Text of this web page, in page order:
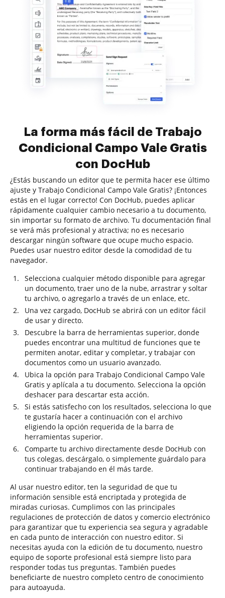
La forma más fácil de Trabajo
Condicional Campo Vale Gratis
con DocHub
¿Estás buscando un editor que te permita hacer ese último
ajuste y Trabajo Condicional Campo Vale Gratis? ¡Entonces
estás en el lugar correcto! Con DocHub, puedes aplicar
rápidamente cualquier cambio necesario a tu documento,
sin importar su formato de archivo. Tu documentación final
se verá más profesional y atractiva; no es necesario
descargar ningún software que ocupe mucho espacio.
Puedes usar nuestro editor desde la comodidad de tu
navegador.
Selecciona cualquier método disponible para agregar
un documento, traer uno de la nube, arrastrar y soltar
tu archivo, o agregarlo a través de un enlace, etc.
Una vez cargado, DocHub se abrirá con un editor fácil
de usar y directo.
Descubre la barra de herramientas superior, donde
puedes encontrar una multitud de funciones que te
permiten anotar, editar y completar, y trabajar con
documentos como un usuario avanzado.
Ubica la opción para Trabajo Condicional Campo Vale
Gratis y aplícala a tu documento. Selecciona la opción
deshacer para descartar esta acción.
Si estás satisfecho con los resultados, selecciona lo que
te gustaría hacer a continuación con el archivo
eligiendo la opción requerida de la barra de
herramientas superior.
Comparte tu archivo directamente desde DocHub con
tus colegas, descárgalo, o simplemente guárdalo para
continuar trabajando en él más tarde.
Al usar nuestro editor, ten la seguridad de que tu
información sensible está encriptada y protegida de
miradas curiosas. Cumplimos con las principales
regulaciones de protección de datos y comercio electrónico
para garantizar que tu experiencia sea segura y agradable
en cada punto de interacción con nuestro editor. Si
necesitas ayuda con la edición de tu documento, nuestro
equipo de soporte profesional está siempre listo para
responder todas tus preguntas. También puedes
beneficiarte de nuestro completo centro de conocimiento
para autoayuda.